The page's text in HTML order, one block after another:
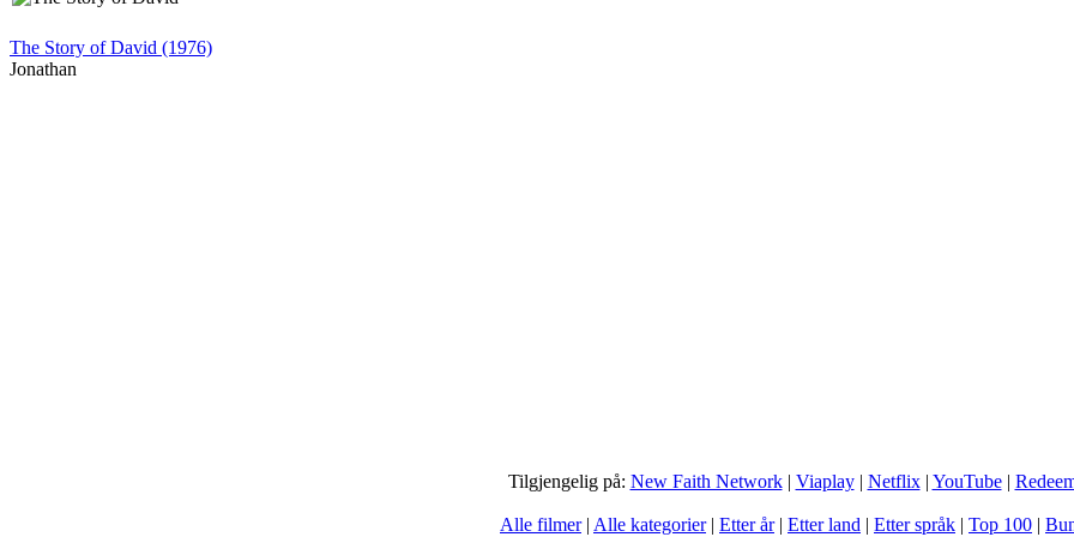
The Story of David (1976)
Jonathan
Tilgjengelig på: New Faith Network| Viaplay| Netflix| YouTube|
Alle filmer| Alle kategorier| Etter år| Etter land | Etter språk | Top 100 |